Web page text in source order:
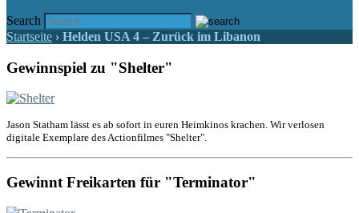
Search
Startseite › Helden USA 4 – Zurück im Libanon
Gewinnspiel zu "Shelter"
Jason Statham lässt es ab sofort in euren Heimkinos krachen. Wir verlosen
digitale Exemplare des Actionfilmes "Shelter".
Gewinnt Freikarten für "Terminator"